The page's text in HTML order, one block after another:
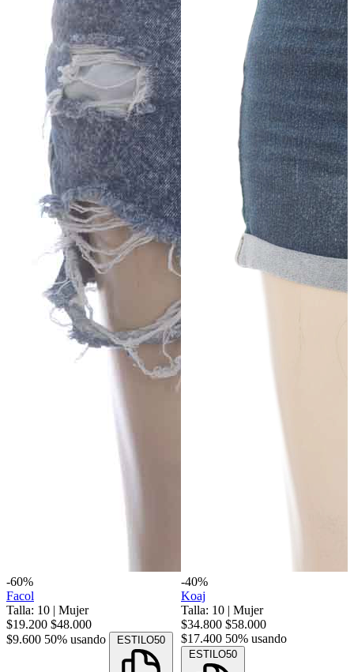
-60%
Facol
Talla: 10 | Mujer
$19.200 $48.000
$9.600 50% usando ESTILO50
-40%
Koaj
Talla: 10 | Mujer
$34.800 $58.000
$17.400 50% usando
ESTILO50